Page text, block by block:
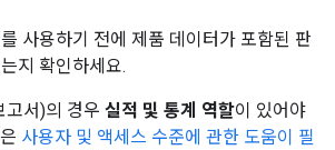
사용하기 전에 제품 데이터가 포함된 판
지 확인하세요.
고서)의 경우 실적 및 통계 역할이 있어야
사용자 및 액세스 수준에 관한 도움이 필